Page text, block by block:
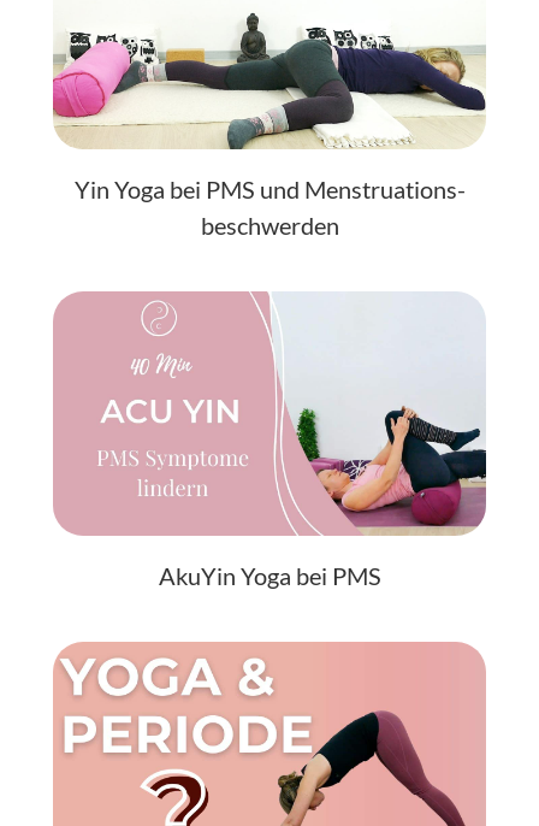
Yin Yoga bei PMS und Menstruations­
beschwerden
AkuYin Yoga bei PMS